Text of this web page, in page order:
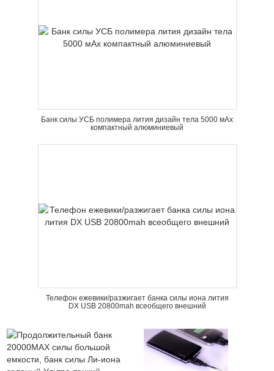
Банк силы УСБ полимера лития дизайн тела 5000 мАх
компактный алюминиевый
Телефон ежевики/разжигает банка силы иона лития
DX USB 20800mah всеобщего внешний